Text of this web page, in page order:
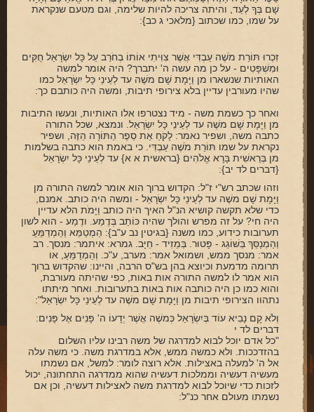
שָׁם בְּךָ לְעֵד, והיתה צריכה להיות שלימה, וגם מטעם שנקראת
על שמו, כמו שכתוב {מלאכי ג כב}:
זִכְרוּ תּוֹרַת מֹשֶׁה עַבְדִּי אֲשֶׁר צִוִּיתִי אוֹתוֹ בְחֹרֵב עַל כָּל יִשְׂרָאֵל חֻקִּים
וּמִשְׁפָּטִים - על כן מה עשה ה' יתברך? היה אומר למשה
האותיות שנשארו מן וַיָּמָת שָׁם משֶׁה עד לְעֵינֵי כָּל יִשְׂרָאֵל כמו
שהיו מעורבין עדיין בלא צירופי תיבות, ומשה היה כותבם כך:
ואחר כך כשמת משה - מיד נצטרפו אלו האותיות, ונעשו התיבות
מן וַיָּמָת שָׁם משֶׁה עד לְעֵינֵי כָּל יִשְׂרָאֵל. ונמצא, שכל התורה
כתבה משה, ושפיר נאמר: לָקֹחַ אֵת סֵפֶר הַתּוֹרָה הַזֶּה, ושפיר
נקראת על שמו תּוֹרַת מֹשֶׁה עַבְדִּי. כי באמת הוא כתבה בשלמות
מן בְּרֵאשִׁית בָּרָא אֱלֹהִים {בראשית א א} עד לְעֵינֵי כָּל יִשְׂרָאֵל
{דברים לד יב}:
וזהו שכתב רש"י ז"ל: הקדוש ברוך הוא אומר למשה התורה מן
וַיָּמָת שָׁם משֶׁה עד לְעֵינֵי כָּל יִשְׂרָאֵל - ומשה היה כותב. אמנם,
כדי שלא תקשה קושיא הנ"ל האיך היה כותב וַיָּמֹת הלא עדיין
היה חי? על זה מפרש והולך שהיה כּוֹתֵב בְּדֶמַע. ודֶמַע - הוא לשון
תערובות כידוע, כמו משנה {בגיטין נב ע"ב}: הַמְטַמֵּא וְהַמְדַמֵּעַ
וְהַמְנַסֵּךְ בְּשׁוֹגֵג - פָּטוּר. בְּמֵזִיד - חַיָּב. גמרא: איתמר: מנסך. רב
אמר: מנסך ממש, ושמואל אמר: מערב, ע"כ. וְהַמְדַמֵּעַ, או
תרומה מדמעת וכיוצא בהן בש"ס הרבה, והיינו: שהקדוש ברוך
הוא אמר לו למשה התורה אות באות, כפי שהיתה מעורבת,
והוא כמו כן היה כותבה אות באות בתערובות. ואחר מיתתו
נתהוו הצירופי תיבות מן וַיָּמָת שָׁם משֶׁה עד לְעֵינֵי כָּל יִשְׂרָאֵל":
וְלֹא קָם נָבִיא עוֹד בְּיִשְׂרָאֵל כְּמשֶׁה אֲשֶׁר יְדָעוֹ ה' פָּנִים אֶל פָּנִים:
דברים לד י
"כל אדם יוכל לבוא למדרגה של משה רבינו עליו השלום
בהזדככות. ולא כמשה ממש, אלא במדרגת משה. כי משה עלה
אל ה' למעלה באצילות. אלא רוצה לומר: למשל, אם נשמתו
מעשיה דעשיה וממלכות דעשיה שהוא ממדרגה התחתונה, יכול
לזכות כדי שיוכל לבוא למדרגת משה לאצילות דעשיה, וכן אם
נשמתו מעולם אחר כנ"ל: